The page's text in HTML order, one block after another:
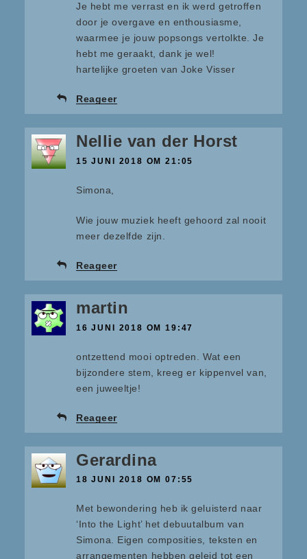
Je hebt me verrast en ik werd getroffen
door je overgave en enthousiasme,
waarmee je jouw popsongs vertolkte. Je
hebt me geraakt, dank je wel!
hartelijke groeten van Joke Visser
Reageer
Nellie van der Horst
15 JUNI 2018 OM 21:05
Simona,
Wie jouw muziek heeft gehoord zal nooit
meer dezelfde zijn.
Reageer
martin
16 JUNI 2018 OM 19:47
ontzettend mooi optreden. Wat een
bijzondere stem, kreeg er kippenvel van,
een juweeltje!
Reageer
Gerardina
18 JUNI 2018 OM 07:55
Met bewondering heb ik geluisterd naar
‘Into the Light’ het debuutalbum van
Simona. Eigen composities, teksten en
arrangementen hebben geleid tot een